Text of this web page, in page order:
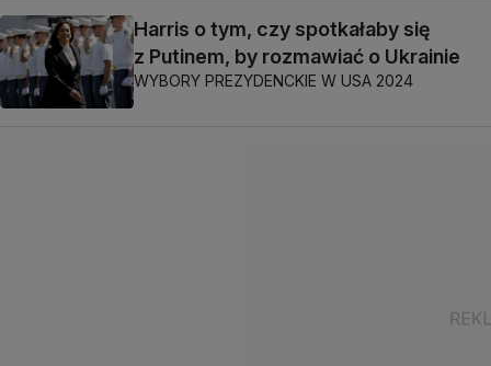
Harris o tym, czy spotkałaby się
z Putinem, by rozmawiać o Ukrainie
WYBORY PREZYDENCKIE W USA 2024